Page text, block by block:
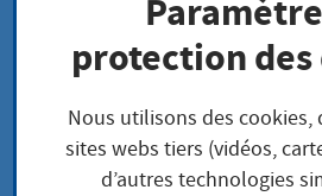
Page d'accueil
Actualités et
Aktuelles aus Hofheim
Seniorenzeitung Hofheim:
neuen Händen sucht
und Autoren
protection des
Nous utilisons des cookies,
sites webs tiers (vidéos,
d’autres technologies